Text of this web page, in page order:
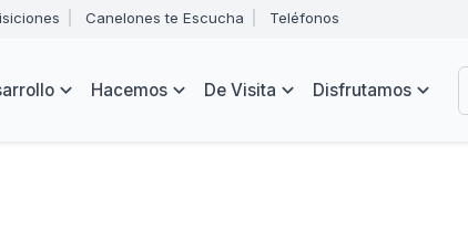
de
Abrir
menú
navegación
Canelones te Escucha Teléfonos
Hacemos De Visita Disfrutamos